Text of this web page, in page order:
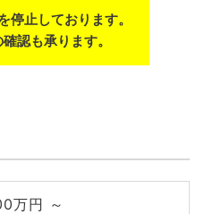
停止しております。
認も承ります。
万円 ～